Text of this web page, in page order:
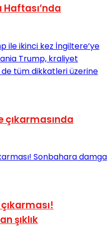
çıkarmasında
şıklık